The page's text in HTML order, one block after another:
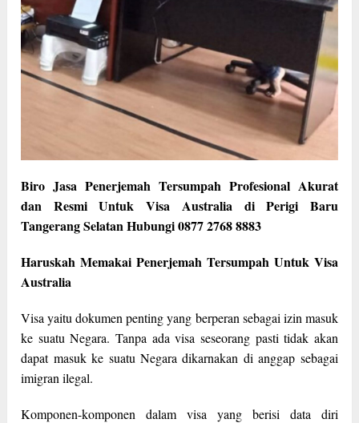
Biro Jasa Penerjemah Tersumpah Profesional Akurat
dan Resmi Untuk Visa Australia di Perigi Baru
Tangerang Selatan Hubungi 0877 2768 8883
Haruskah Memakai Penerjemah Tersumpah Untuk Visa
Australia
Visa yaitu dokumen penting yang berperan sebagai izin masuk
ke suatu Negara. Tanpa ada visa seseorang pasti tidak akan
dapat masuk ke suatu Negara dikarnakan di anggap sebagai
imigran ilegal.
Komponen-komponen dalam visa yang berisi data diri